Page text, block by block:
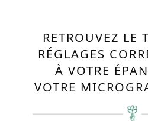
RETROUVEZ LE
RÉGLAGES
À VOTRE
VOTRE